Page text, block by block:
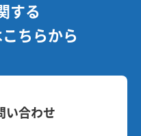
する
ちらから
い合わせ